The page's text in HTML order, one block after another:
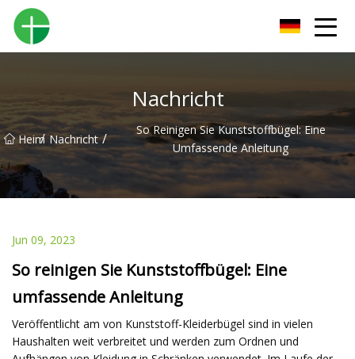
Nachricht
Heim
/ Nachricht /
So Reinigen Sie Kunststoffbügel: Eine
Umfassende Anleitung
Jun 09, 2023
So reinigen Sie Kunststoffbügel: Eine
umfassende Anleitung
Veröffentlicht am von Kunststoff-Kleiderbügel sind in vielen
Haushalten weit verbreitet und werden zum Ordnen und